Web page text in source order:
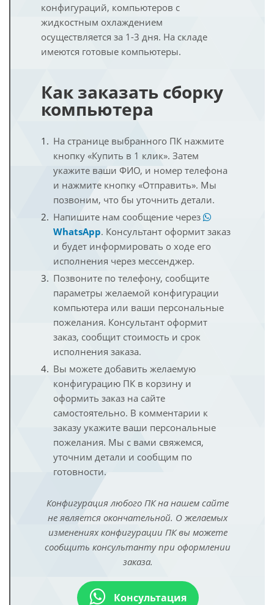
конфигураций, компьютеров с
жидкостным охлаждением
осуществляется за 1-3 дня. На складе
имеются готовые компьютеры.
Как заказать сборку
компьютера
На странице выбранного ПК нажмите
кнопку «Купить в 1 клик». Затем
укажите ваши ФИО, и номер телефона
и нажмите кнопку «Отправить». Мы
позвоним, что бы уточнить детали.
Напишите нам сообщение через
WhatsApp. Консультант оформит заказ
и будет информировать о ходе его
исполнения через мессенджер.
Позвоните по телефону, сообщите
параметры желаемой конфигурации
компьютера или ваши персональные
пожелания. Консультант оформит
заказ, сообщит стоимость и срок
исполнения заказа.
Вы можете добавить желаемую
конфигурацию ПК в корзину и
оформить заказ на сайте
самостоятельно. В комментарии к
заказу укажите ваши персональные
пожелания. Мы с вами свяжемся,
уточним детали и сообщим по
готовности.
Конфигурация любого ПК на нашем сайте
не является окончательной. О желаемых
изменениях конфигурации ПК вы можете
сообщить консультанту при оформлении
заказа.
Консультация